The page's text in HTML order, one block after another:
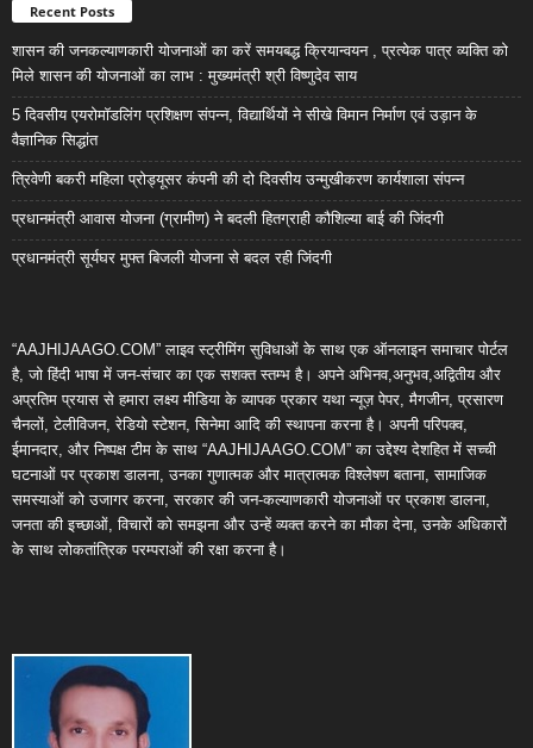
Recent Posts
शासन की जनकल्याणकारी योजनाओं का करें समयबद्ध क्रियान्वयन , प्रत्येक पात्र व्यक्ति को
मिले शासन की योजनाओं का लाभ : मुख्यमंत्री श्री विष्णुदेव साय
5 दिवसीय एयरोमॉडलिंग प्रशिक्षण संपन्न, विद्यार्थियों ने सीखे विमान निर्माण एवं उड़ान के
वैज्ञानिक सिद्धांत
त्रिवेणी बकरी महिला प्रोड्यूसर कंपनी की दो दिवसीय उन्मुखीकरण कार्यशाला संपन्न
प्रधानमंत्री आवास योजना (ग्रामीण) ने बदली हितग्राही कौशिल्या बाई की जिंदगी
प्रधानमंत्री सूर्यघर मुफ्त बिजली योजना से बदल रही जिंदगी
“AAJHIJAAGO.COM” लाइव स्ट्रीमिंग सुविधाओं के साथ एक ऑनलाइन समाचार पोर्टल
है, जो हिंदी भाषा में जन-संचार का एक सशक्त स्तम्भ है। अपने अभिनव,अनुभव,अद्वितीय और
अप्रतिम प्रयास से हमारा लक्ष्य मीडिया के व्यापक प्रकार यथा न्यूज़ पेपर, मैगजीन, प्रसारण
चैनलों, टेलीविजन, रेडियो स्टेशन, सिनेमा आदि की स्थापना करना है। अपनी परिपक्व,
ईमानदार, और निष्पक्ष टीम के साथ “AAJHIJAAGO.COM” का उद्देश्य देशहित में सच्ची
घटनाओं पर प्रकाश डालना, उनका गुणात्मक और मात्रात्मक विश्लेषण बताना, सामाजिक
समस्याओं को उजागर करना, सरकार की जन-कल्याणकारी योजनाओं पर प्रकाश डालना,
जनता की इच्छाओं, विचारों को समझना और उन्हें व्यक्त करने का मौका देना, उनके अधिकारों
के साथ लोकतांत्रिक परम्पराओं की रक्षा करना है।